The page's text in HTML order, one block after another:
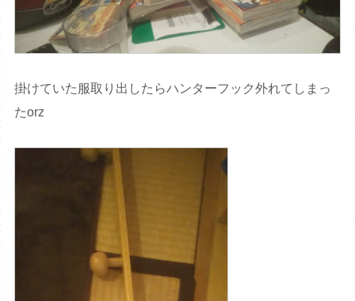
掛けていた服取り出したらハンターフック外れてしまっ
たorz